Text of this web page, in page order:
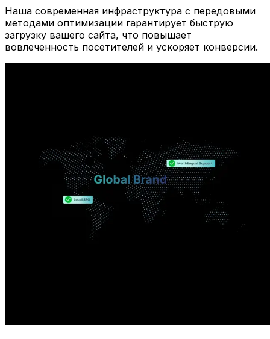
Наша современная инфраструктура с передовыми
методами оптимизации гарантирует быструю
загрузку вашего сайта, что повышает
вовлеченность посетителей и ускоряет конверсии.